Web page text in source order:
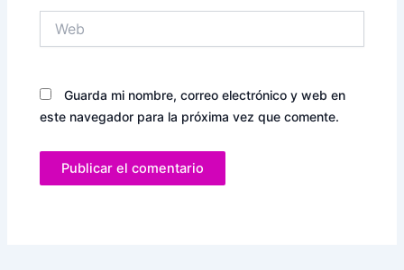
Guarda mi nombre, correo electrónico y web en
este navegador para la próxima vez que comente.